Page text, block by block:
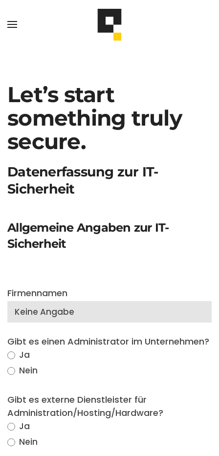
Let’s start
something truly
secure.
Datenerfassung
IT-
Sicherheit
Datenerfassung zur IT-
Sicherheit
Allgemeine Angaben zur IT-
Sicherheit
Firmennamen
Gibt es einen Administrator im Unternehmen?
Ja
Nein
Gibt es externe Dienstleister für
Administration/Hosting/Hardware?
Ja
Nein